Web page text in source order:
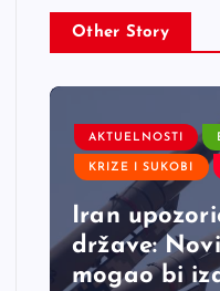
Other Story
AKTUELNOSTI
KRIZE I SUKOBI
Iran
države:
mogao bi